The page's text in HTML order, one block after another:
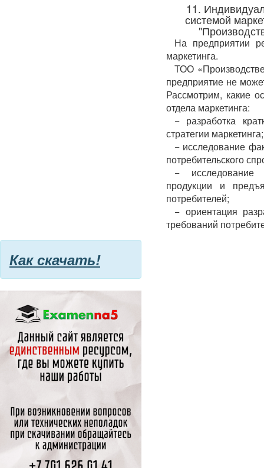
11.
системой
На предприятии
маркетинга.
ТОО
предприятие не
Рассмотрим, какие
отдела маркетинга:
− разработка
стратегии маркетинга;
− исследование
потребительского
− исследование
продукции и
потребителей;
− ориентация
требований
Как скачать!